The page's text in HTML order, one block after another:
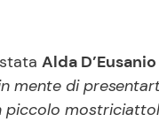
Alda
mente di